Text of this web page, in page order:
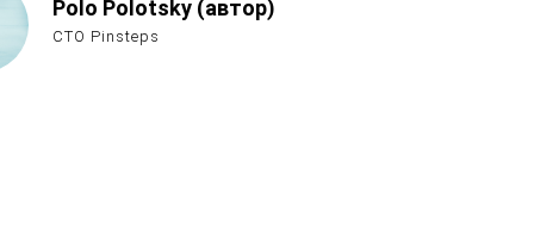
Polo Polotsky (автор)
CTO Pinsteps